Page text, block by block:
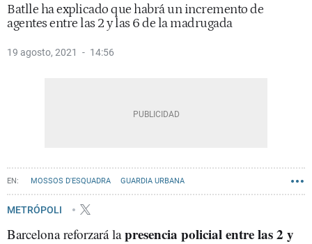
Batlle ha explicado que habrá un incremento de
agentes entre las 2 y las 6 de la madrugada
19 agosto, 2021 14:56
MOSSOS D'ESQUADRA GUARDIA URBANA
METRÓPOLI
Barcelona reforzará lapresencia policial entre las 2 y